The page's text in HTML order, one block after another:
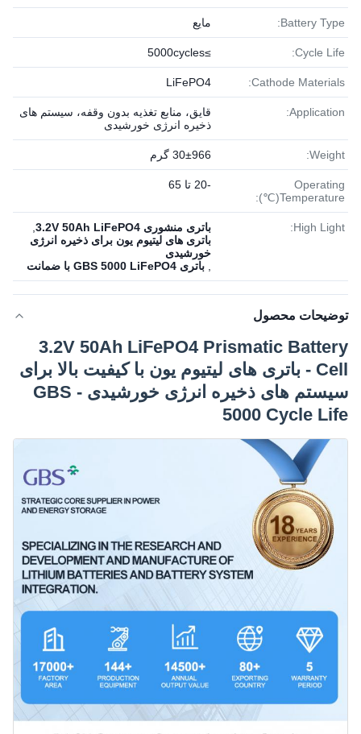
Battery Type: مایع
Cycle Life:
≥5000cycles
Cathode Materials:
LiFePO4
Application:
قایق، منابع تغذیه بدون وقفه، سیستم های
ذخیره انرژی خورشیدی
Weight: 30±966 گرم
Operating
Temperature(℃):
-20 تا 65
High Light: باتری منشوری 3.2V 50Ah LiFePO4
باتری های لیتیوم یون برای ذخیره انرژی
خورشیدی
باتری GBS 5000 LiFePO4 با ضمانت
توضیحات محصول
3.2V 50Ah LiFePO4 Prismatic Battery
Cell - باتری های لیتیوم یون با کیفیت بالا برای
سیستم های ذخیره انرژی خورشیدی - GBS
5000 Cycle Life